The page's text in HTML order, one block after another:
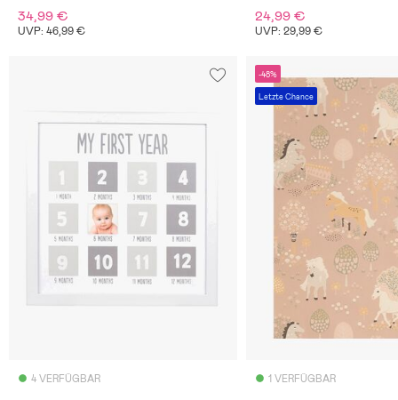
34,99 €
UVP: 46,99 €
24,99 €
UVP: 29,99 €
4 VERFÜGBAR
-48%
Letzte Chance
1 VERFÜGBAR